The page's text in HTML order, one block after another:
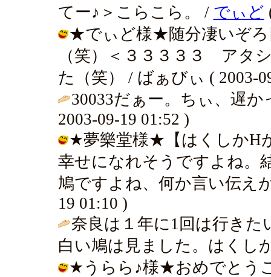
てー♪＞こらこら。 / でぃど
★でぃど様★随分凄いぞろ
（笑）＜３３３３３ アタ
た（笑） / ばぁびぃ ( 2003-
30033だぁー。ちぃ、遅
2003-09-19 01:52 )
★夢樂堂様★【はくしかH
幸せになれそうですよね。
鳩ですよね、何か言い伝え
19 01:10 )
奈良は１年に1回は行き
白い鳩は見ました。はくし
★うらら♪様★おめでとう